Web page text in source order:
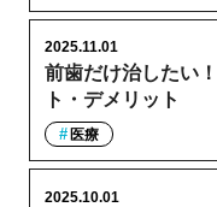
前歯だけ治したい
ト・デメリット
2025.11.01
医療
2025.10.01